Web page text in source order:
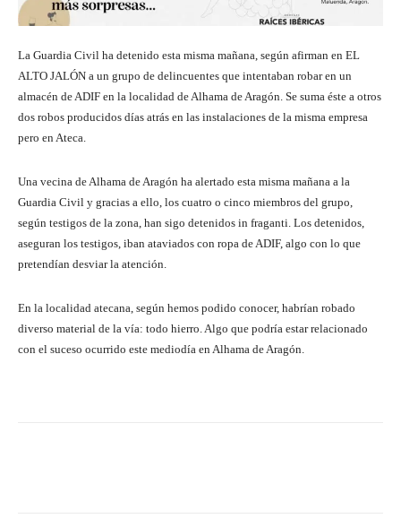
La Guardia Civil ha detenido esta misma mañana, según afirman en EL
ALTO JALÓN a un grupo de delincuentes que intentaban robar en un
almacén de ADIF en la localidad de Alhama de Aragón. Se suma éste a otros
dos robos producidos días atrás en las instalaciones de la misma empresa
pero en Ateca.
Una vecina de Alhama de Aragón ha alertado esta misma mañana a la
Guardia Civil y gracias a ello, los cuatro o cinco miembros del grupo,
según testigos de la zona, han sigo detenidos in fraganti. Los detenidos,
aseguran los testigos, iban ataviados con ropa de ADIF, algo con lo que
pretendían desviar la atención.
En la localidad atecana, según hemos podido conocer, habrían robado
diverso material de la vía: todo hierro. Algo que podría estar relacionado
con el suceso ocurrido este mediodía en Alhama de Aragón.